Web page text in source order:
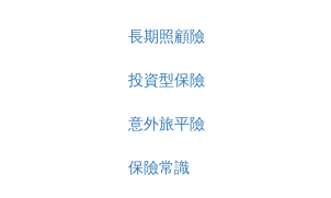
長期照顧險
投資型保險
意外旅平險
保險常識